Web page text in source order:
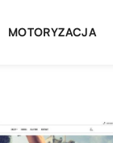
MOTORYZACJA